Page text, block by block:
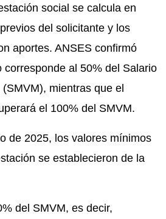
social se calcula en
del solicitante y los
aportes. ANSES confirmó
corresponde al 50% del Salario
mientras que el
el 100% del SMVM.
de 2025, los valores mínimos
se establecieron de la
del SMVM, es decir,